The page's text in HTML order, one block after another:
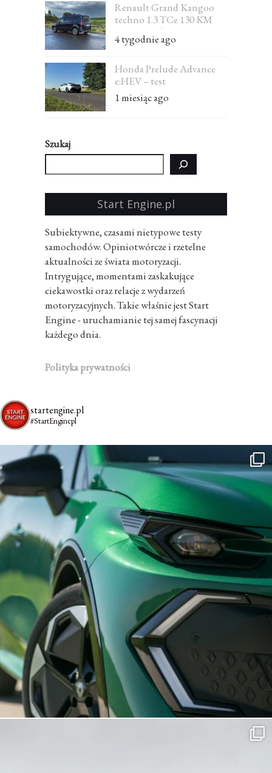
Renault Grand Kangoo
techno 1.3 TCe 130 KM
EDC 7-osobowe – test
4 tygodnie ago
Honda Prelude Advance
e:HEV – test
1 miesiąc ago
Szukaj
Start Engine.pl
Subiektywne, czasami nietypowe testy
samochodów. Opiniotwórcze i rzetelne
aktualności ze świata motoryzacji.
Intrygujące, momentami zaskakujące
ciekawostki oraz relacje z wydarzeń
motoryzacyjnych. Takie właśnie jest Start
Engine - uruchamianie tej samej fascynacji
każdego dnia.
Polityka prywatności
startengine.pl
#StartEnginepl